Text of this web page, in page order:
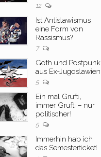
12
Ist Antislawismus
eine Form von
Rassismus?
7
Goth und Postpunk
aus Ex-Jugoslawien
5
Ein mal Grufti,
immer Grufti – nur
politischer!
5
Immerhin hab ich
das Semesterticket!